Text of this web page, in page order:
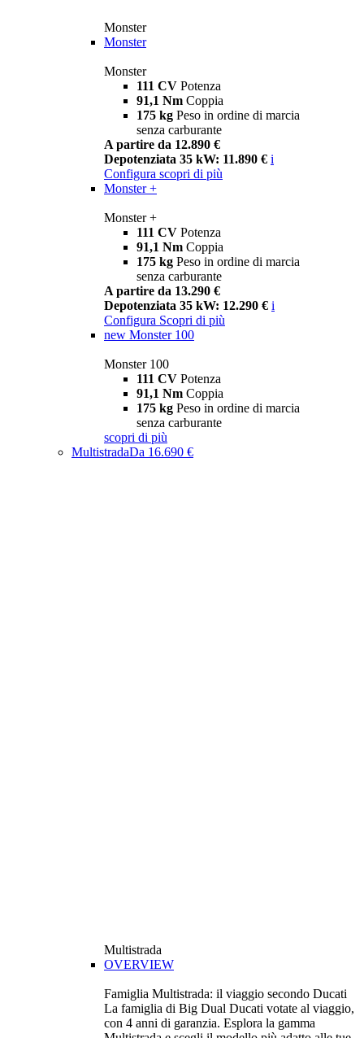
Monster
Monster
Monster
111 CV Potenza
91,1 Nm Coppia
175 kg Peso in ordine di marcia
senza carburante
A partire da 12.890 €
Depotenziata 35 kW: 11.890 € i
Configura scopri di più
Monster +
Monster +
111 CV Potenza
91,1 Nm Coppia
175 kg Peso in ordine di marcia
senza carburante
A partire da 13.290 €
Depotenziata 35 kW: 12.290 € i
Configura Scopri di più
new Monster 100
Monster 100
111 CV Potenza
91,1 Nm Coppia
175 kg Peso in ordine di marcia
senza carburante
scopri di più
MultistradaDa 16.690 €
Multistrada
OVERVIEW
Famiglia Multistrada: il viaggio secondo Ducati
La famiglia di Big Dual Ducati votate al viaggio,
con 4 anni di garanzia. Esplora la gamma